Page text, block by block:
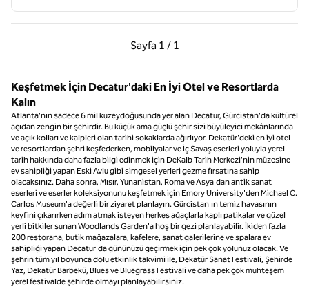
Sayfa 1 / 1
Önceki Sayfa, 1 / 1
Sayfa 1 / 1
Keşfetmek İçin Decatur'daki En İyi Otel ve Resortlarda
Kalın
Atlanta'nın sadece 6 mil kuzeydoğusunda yer alan Decatur, Gürcistan'da kültürel
açıdan zengin bir şehirdir. Bu küçük ama güçlü şehir sizi büyüleyici mekânlarında
ve açık kolları ve kalpleri olan tarihi sokaklarda ağırlıyor. Dekatür'deki en iyi otel
ve resortlardan şehri keşfederken, mobilyalar ve İç Savaş eserleri yoluyla yerel
tarih hakkında daha fazla bilgi edinmek için DeKalb Tarih Merkezi'nin müzesine
ev sahipliği yapan Eski Avlu gibi simgesel yerleri gezme fırsatına sahip
olacaksınız. Daha sonra, Mısır, Yunanistan, Roma ve Asya'dan antik sanat
eserleri ve eserler koleksiyonunu keşfetmek için Emory University'den Michael C.
Carlos Museum'a değerli bir ziyaret planlayın. Gürcistan'ın temiz havasının
keyfini çıkarırken adım atmak isteyen herkes ağaçlarla kaplı patikalar ve güzel
yerli bitkiler sunan Woodlands Garden'a hoş bir gezi planlayabilir. İkiden fazla
200 restorana, butik mağazalara, kafelere, sanat galerilerine ve spalara ev
sahipliği yapan Decatur'da gününüzü geçirmek için pek çok yolunuz olacak. Ve
şehrin tüm yıl boyunca dolu etkinlik takvimi ile, Dekatür Sanat Festivali, Şehirde
Yaz, Dekatür Barbekü, Blues ve Bluegrass Festivali ve daha pek çok muhteşem
yerel festivalde şehirde olmayı planlayabilirsiniz.